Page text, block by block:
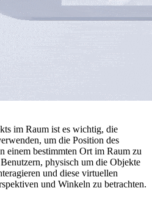
im Raum ist es wichtig, die
um die Position des
einem bestimmten Ort im Raum zu
physisch um die Objekte
und diese virtuellen
und Winkeln zu betrachten.